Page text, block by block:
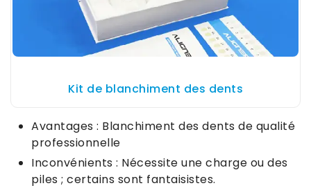
Kit de blanchiment des dents
Avantages : Blanchiment des dents de qualité
professionnelle
Inconvénients : Nécessite une charge ou des
piles ; certains sont fantaisistes.